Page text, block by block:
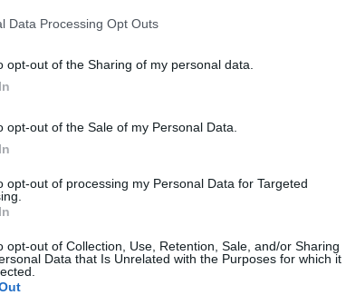
Data Processing Opt Outs
opt-out of the Sharing of my personal data.
opt-out of the Sale of my Personal Data.
opt-out of processing my Personal Data for Targeted
opt-out of Collection, Use, Retention, Sale, and/or Sharing
Data that Is Unrelated with the Purposes for which it
στις Πανελλαδικές Εξετάσεις
ΕΠΑΛ του τρέχοντος σχολικού έτους που δεν
ΕΠΑΛ του 2023. Η δημιουργία του προσωπικού
υποψηφίους για υποβολή Παράλληλου
ΕΠΑΛ που φοιτούσαν.